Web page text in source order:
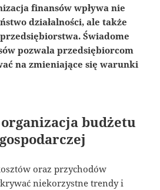
finansów wpływa nie
działalności, ale także
Świadome
pozwala przedsiębiorcom
na zmieniające się warunki
budżetu
oraz przychodów
niekorzystne trendy i